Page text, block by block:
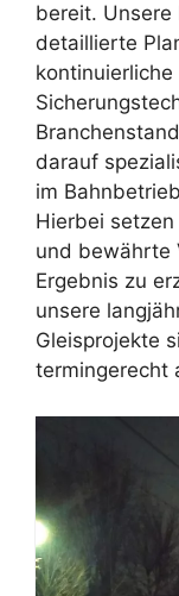
bereit. Unsere
detaillierte
darauf
im
Hierbei
und bewährte
Ergebnis zu
unsere
Gleisprojekte
termingerecht